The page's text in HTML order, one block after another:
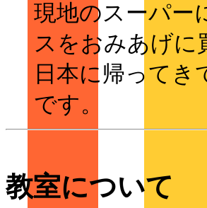
現地のスーパー
スをおみあげに
日本に帰ってき
です。
教室について